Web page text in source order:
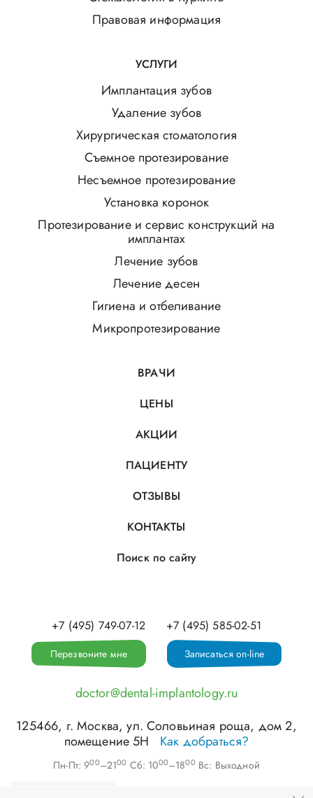
Правовая информация
УСЛУГИ
Имплантация зубов
Удаление зубов
Хирургическая стоматология
Съемное протезирование
Несъемное протезирование
Установка коронок
Протезирование и сервис конструкций на
имплантах
Лечение зубов
Лечение десен
Гигиена и отбеливание
Микропротезирование
ВРАЧИ
ЦЕНЫ
АКЦИИ
ПАЦИЕНТУ
ОТЗЫВЫ
КОНТАКТЫ
Поиск по сайту
+7 (495) 749-07-12 +7 (495) 585-02-51
Перезвоните мне Записаться on-line
doctor@dental-implantology.ru
125466, г.Москва,ул. Соловьиная роща, дом 2,
помещение 5Н
Как добраться?
Пн-Пт: 900–2100 Сб: 1000–1800 Вс: Выходной